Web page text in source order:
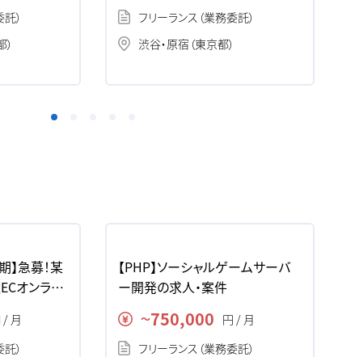
）
フリーランス（業務委託）
渋谷・原宿（東京都）
】急募！某
オンライ
件
/ 月
）
【PHP】ソーシャルゲームサーバ
ー開発の求人・案件
〜750,000 円 / 月
フリーランス（業務委託）